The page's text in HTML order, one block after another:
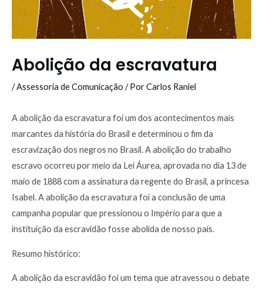
Abolição da escravatura
/Assessoria de Comunicação / PorCarlos Raniel
A abolição da escravatura foi um dos acontecimentos mais
marcantes da história do Brasil e determinou o fim da
escravização dos negros no Brasil. A abolição do trabalho
escravo ocorreu por meio da Lei Áurea, aprovada no dia 13 de
maio de 1888 com a assinatura da regente do Brasil, a princesa
Isabel. A abolição da escravatura foi a conclusão de uma
campanha popular que pressionou o Império para que a
instituição da escravidão fosse abolida de nosso país.
Resumo histórico:
A abolição da escravidão foi um tema que atravessou o debate